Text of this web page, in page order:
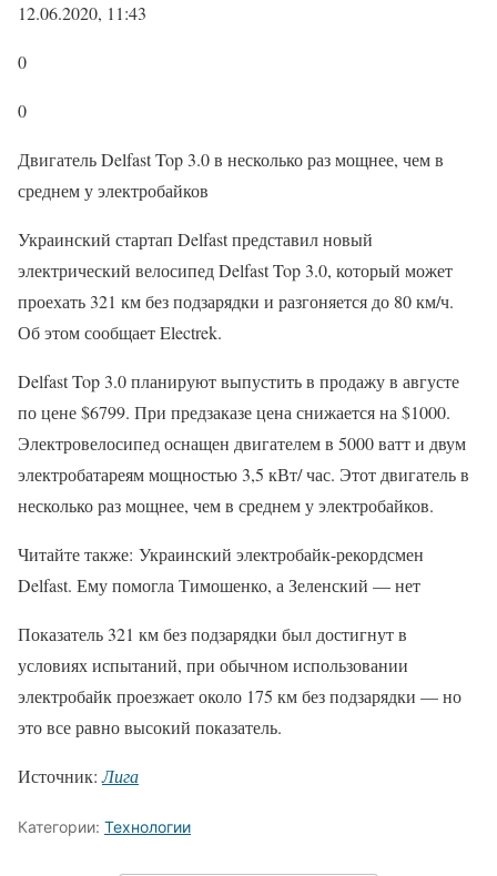
12.06.2020, 11:43
0
0
Двигатель Delfast Top 3.0 в несколько раз мощнее, чем в
среднем у электробайков
Украинский стартап Delfast представил новый
электрический велосипед Delfast Top 3.0, который может
проехать 321 км без подзарядки и разгоняется до 80 км/ч.
Об этом сообщает Electrek.
Delfast Top 3.0 планируют выпустить в продажу в августе
по цене $6799. При предзаказе цена снижается на $1000.
Электровелосипед оснащен двигателем в 5000 ватт и двум
электробатареям мощностью 3,5 кВт/ час. Этот двигатель в
несколько раз мощнее, чем в среднем у электробайков.
Читайте также: Украинский электробайк-рекордсмен
Delfast. Ему помогла Тимошенко, а Зеленский — нет
Показатель 321 км без подзарядки был достигнут в
условиях испытаний, при обычном использовании
электробайк проезжает около 175 км без подзарядки — но
это все равно высокий показатель.
Источник:Лига
Категории: Технологии